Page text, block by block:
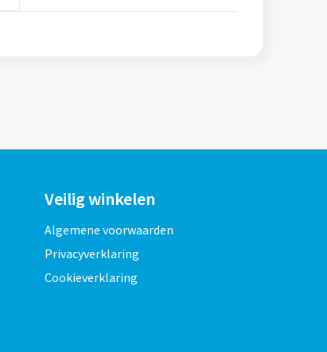
Veilig winkelen
Algemene voorwaarden
Privacyverklaring
Cookieverklaring